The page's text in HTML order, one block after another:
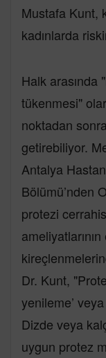
Mustafa Kunt,
kadınlarda
Halk arasında
tükenmesi"
noktadan
getirebiliyor.
Antalya
Bölümü’nden
protezi
Dr. Kunt,
yenileme’
Dizde veya
uygun protez